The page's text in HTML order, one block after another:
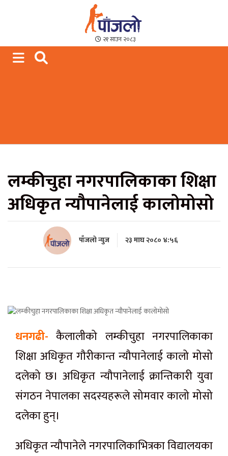
Paajalo News
We are from Far West Nepal
२१ साउन २०८३
लम्कीचुहा नगरपालिकाका शिक्षा
अधिकृत न्यौपानेलाई कालोमोसो
पाँजलो न्युज २३ माघ २०८० ४:५६
धनगढी- कैलालीको लम्कीचुहा नगरपालिकाका
शिक्षा अधिकृत गौरीकान्त न्यौपानेलाई कालो मोसो
दलेको छ। अधिकृत न्यौपानेलाई क्रान्तिकारी युवा
संगठन नेपालका सदस्यहरूले सोमवार कालो मोसो
दलेका हुन्।
अधिकृत न्यौपानेले नगरपालिकाभित्रका विद्यालयका